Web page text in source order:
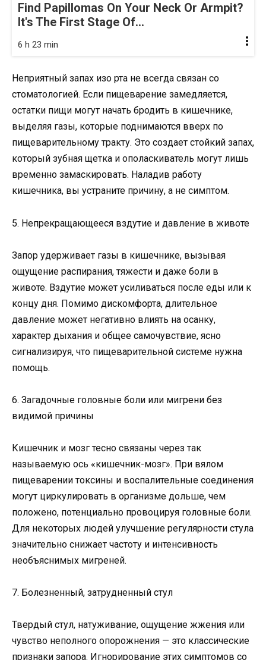
Find Papillomas On Your Neck Or Armpit?
It's The First Stage Of...
6 h 23 min
Неприятный запах изо рта не всегда связан со
стоматологией. Если пищеварение замедляется,
остатки пищи могут начать бродить в кишечнике,
выделяя газы, которые поднимаются вверх по
пищеварительному тракту. Это создает стойкий запах,
который зубная щетка и ополаскиватель могут лишь
временно замаскировать. Наладив работу
кишечника, вы устраните причину, а не симптом.
5. Непрекращающееся вздутие и давление в животе
Запор удерживает газы в кишечнике, вызывая
ощущение распирания, тяжести и даже боли в
животе. Вздутие может усиливаться после еды или к
концу дня. Помимо дискомфорта, длительное
давление может негативно влиять на осанку,
характер дыхания и общее самочувствие, ясно
сигнализируя, что пищеварительной системе нужна
помощь.
6. Загадочные головные боли или мигрени без
видимой причины
Кишечник и мозг тесно связаны через так
называемую ось «кишечник-мозг». При вялом
пищеварении токсины и воспалительные соединения
могут циркулировать в организме дольше, чем
положено, потенциально провоцируя головные боли.
Для некоторых людей улучшение регулярности стула
значительно снижает частоту и интенсивность
необъяснимых мигреней.
7. Болезненный, затрудненный стул
Твердый стул, натуживание, ощущение жжения или
чувство неполного опорожнения — это классические
признаки запора. Игнорирование этих симптомов со